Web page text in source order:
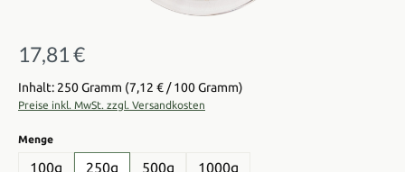
Regulärer Preis:
17,81 €
Inhalt: 250 Gramm (7,12 € / 100 Gramm)
Preise inkl. MwSt. zzgl. Versandkosten
Mengeauswählen
100g 250g 500g 1000g